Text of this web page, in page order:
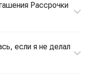
Рассрочки
если я не делал